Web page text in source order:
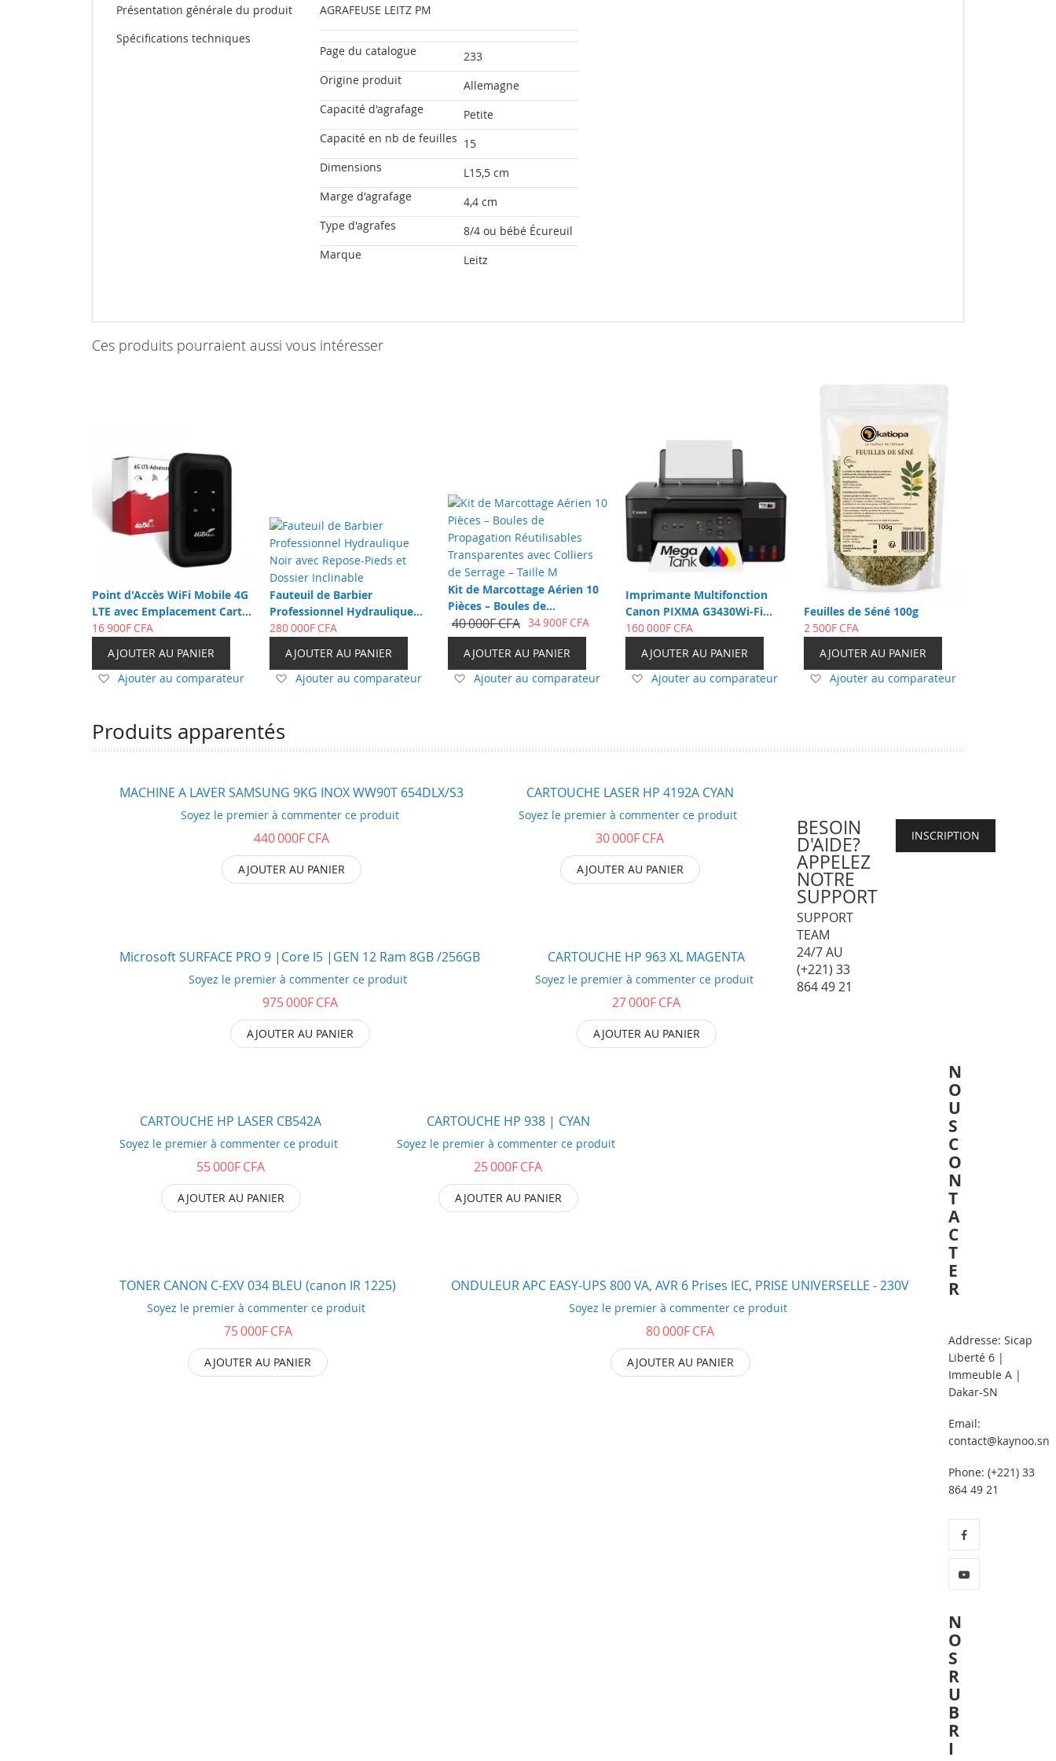
Plus
Présentation générale du produit
AGRAFEUSE LEITZ PM
Spécifications techniques
Page du catalogue
233
Origine produit
Allemagne
Capacité d'agrafage
Petite
Capacité en nb de feuilles 15
Dimensions
L15,5 cm
Marge d'agrafage
4,4 cm
Type d'agrafes
8/4 ou bébé Écureuil
Marque
Leitz
Ces produits pourraient aussi vous intéresser
Point d'Accès WiFi Mobile 4G
LTE avec Emplacement Carte
SIM – Routeur Modem Sans
16 900F CFA
AJOUTER AU PANIER
Ajouter
liste
d’envie
Ajouter au comparateur
Fauteuil de Barbier
Professionnel Hydraulique
Noir avec Repose-Pieds et
280 000F CFA
AJOUTER AU PANIER
Ajouter
d’envie
Ajouter au comparateur
Kit de Marcottage Aérien 10
Pièces – Boules de
Propagation Réutilisables
Transparentes avec Colliers
de Serrage – Taille M
34 900F CFA
40 000F CFA
AJOUTER AU PANIER
Ajouter
d’envie
Ajouter au comparateur
Imprimante Multifonction
Canon PIXMA G3430Wi-Fi
MegaTank A4 Rechargeable
160 000F CFA
AJOUTER AU PANIER
Ajouter
d’envie
Ajouter au comparateur
Feuilles de Séné 100g
2 500F CFA
AJOUTER AU PANIER
Ajouter
d’envie
Ajouter au comparateur
Produits apparentés
MACHINE A LAVER SAMSUNG 9KG INOX WW90T 654DLX/S3
Soyez le premier à commenter ce produit
440 000F CFA
AJOUTER AU PANIER
CARTOUCHE LASER HP 4192A CYAN
Soyez le premier à commenter ce produit
30 000F CFA
AJOUTER AU PANIER
Microsoft SURFACE PRO 9 |Core I5 |GEN 12 Ram 8GB /256GB
Soyez le premier à commenter ce produit
975 000F CFA
AJOUTER AU PANIER
CARTOUCHE HP 963 XL MAGENTA
Soyez le premier à commenter ce produit
27 000F CFA
AJOUTER AU PANIER
CARTOUCHE HP LASER CB542A
Soyez le premier à commenter ce produit
55 000F CFA
AJOUTER AU PANIER
CARTOUCHE HP 938 | CYAN
Soyez le premier à commenter ce produit
25 000F CFA
AJOUTER AU PANIER
TONER CANON C-EXV 034 BLEU (canon IR 1225)
Soyez le premier à commenter ce produit
75 000F CFA
AJOUTER AU PANIER
ONDULEUR APC EASY-UPS 800 VA, AVR 6 Prises IEC, PRISE UNIVERSELLE - 230V
Soyez le premier à commenter ce produit
80 000F CFA
AJOUTER AU PANIER
BESOIN
D'AIDE?
APPELEZ
NOTRE
SUPPORT
SUPPORT
TEAM
24/7 AU
(+221) 33
864 49 21
INSCRIPTION
N
O
U
S
C
O
N
T
A
C
T
E
R
Addresse: Sicap
Liberté 6 |
Immeuble A |
Dakar-SN
Email:
contact@kaynoo.sn
Phone: (+221) 33
864 49 21
N
O
S
R
U
B
R
I